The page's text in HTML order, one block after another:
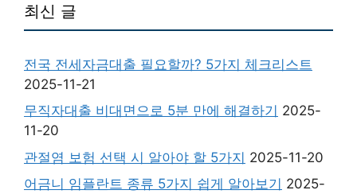
최신 글
전국 전세자금대출 필요할까? 5가지 체크리스트
2025-11-21
무직자대출 비대면으로 5분 만에 해결하기 2025-
11-20
관절염 보험 선택 시 알아야 할 5가지 2025-11-20
어금니 임플란트 종류 5가지 쉽게 알아보기 2025-